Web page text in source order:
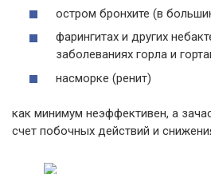
остром бронхите (в
фарингитах и других
заболеваниях горла и
насморке (ренит)
как минимум неэффективен, а
счет побочных действий и